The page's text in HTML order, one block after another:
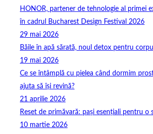
HONOR, partener de tehnologie al primei
în cadrul Bucharest Design Festival 2026
29 mai 2026
Băile în apă sărată, noul detox pentru
19 mai 2026
Ce se întâmplă cu pielea când dormim
ajuta să își revină?
21 aprilie 2026
Reset de primăvară: pași esențiali pentru o
10 martie 2026